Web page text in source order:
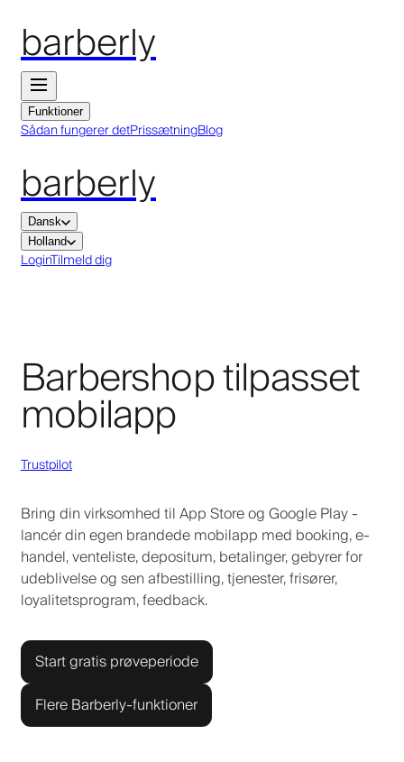
barberly
Funktioner
Sådan fungerer detPrissætningBlog
barberly
Dansk
Holland
LoginTilmeld dig
Barbershop tilpasset
mobilapp
Trustpilot
Bring din virksomhed til App Store og Google Play -
lancér din egen brandede mobilapp med booking, e-
handel, venteliste, depositum, betalinger, gebyrer for
udeblivelse og sen afbestilling, tjenester, frisører,
loyalitetsprogram, feedback.
Start gratis prøveperiode
Flere Barberly-funktioner